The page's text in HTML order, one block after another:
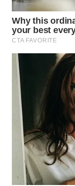
WN
BORNEO
Wahana
Group
WAHANA
WAHANA
TANI
WAHANA
ADVOKAT